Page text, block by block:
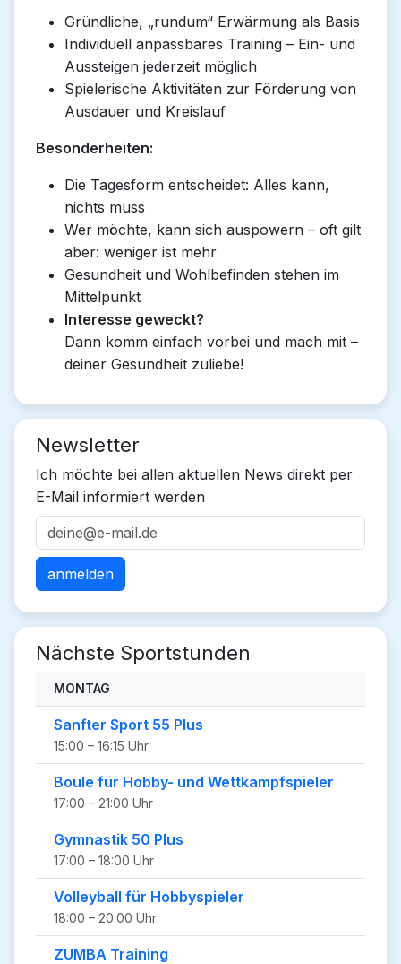
Gründliche, „rundum“ Erwärmung als Basis
Individuell anpassbares Training – Ein- und
Aussteigen jederzeit möglich
Spielerische Aktivitäten zur Förderung von
Ausdauer und Kreislauf
Besonderheiten:
Die Tagesform entscheidet: Alles kann,
nichts muss
Wer möchte, kann sich auspowern – oft gilt
aber: weniger ist mehr
Gesundheit und Wohlbefinden stehen im
Mittelpunkt
Interesse geweckt?
Dann komm einfach vorbei und mach mit –
deiner Gesundheit zuliebe!
Newsletter
Ich möchte bei allen aktuellen News direkt per
E-Mail informiert werden
Nächste Sportstunden
MONTAG
Sanfter Sport 55 Plus
15:00 – 16:15 Uhr
Boule für Hobby- und Wettkampfspieler
17:00 – 21:00 Uhr
Gymnastik 50 Plus
17:00 – 18:00 Uhr
Volleyball für Hobbyspieler
18:00 – 20:00 Uhr
ZUMBA Training